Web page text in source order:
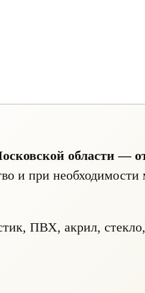
области —
и при
ПВХ, акрил,